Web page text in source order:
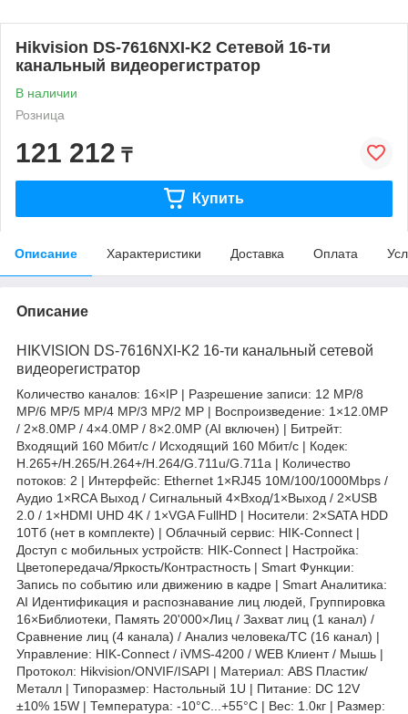
Hikvision DS-7616NXI-K2 Сетевой 16-ти
канальный видеорегистратор
В наличии
Розница
121 212 ₸
Купить
Описание Характеристики Доставка Оплата
Описание
HIKVISION DS-7616NXI-K2 16-ти канальный сетевой
видеорегистратор
Количество каналов: 16×IP | Разрешение записи: 12 MP/8
MP/6 MP/5 MP/4 MP/3 MP/2 MP | Воспроизведение: 1×12.0MP
/ 2×8.0MP / 4×4.0MP / 8×2.0MP (AI включен) | Битрейт:
Входящий 160 Мбит/с / Исходящий 160 Мбит/с | Кодек:
H.265+/H.265/H.264+/H.264/G.711u/G.711a | Количество
потоков: 2 | Интерфейс: Ethernet 1×RJ45 10M/100/1000Mbps /
Аудио 1×RCA Выход / Сигнальный 4×Вход/1×Выход / 2×USB
2.0 / 1×HDMI UHD 4K / 1×VGA FullHD | Носители: 2×SATA HDD
10Тб (нет в комплекте) | Облачный сервис: HIK-Connect |
Доступ с мобильных устройств: HIK-Connect | Настройка:
Цветопередача/Яркость/Контрастность | Smart Функции:
Запись по событию или движению в кадре | Smart Аналитика:
AI Идентификация и распознавание лиц людей, Группировка
16×Библиотеки, Память 20'000×Лиц / Захват лиц (1 канал) /
Сравнение лиц (4 канала) / Анализ человека/ТС (16 канал) |
Управление: HIK-Connect / iVMS-4200 / WEB Клиент / Мышь |
Протокол: Hikvision/ONVIF/ISAPI | Материал: ABS Пластик/
Металл | Типоразмер: Настольный 1U | Питание: DC 12V
±10% 15W | Температура: -10°C...+55°C | Вес: 1.0кг | Размер: